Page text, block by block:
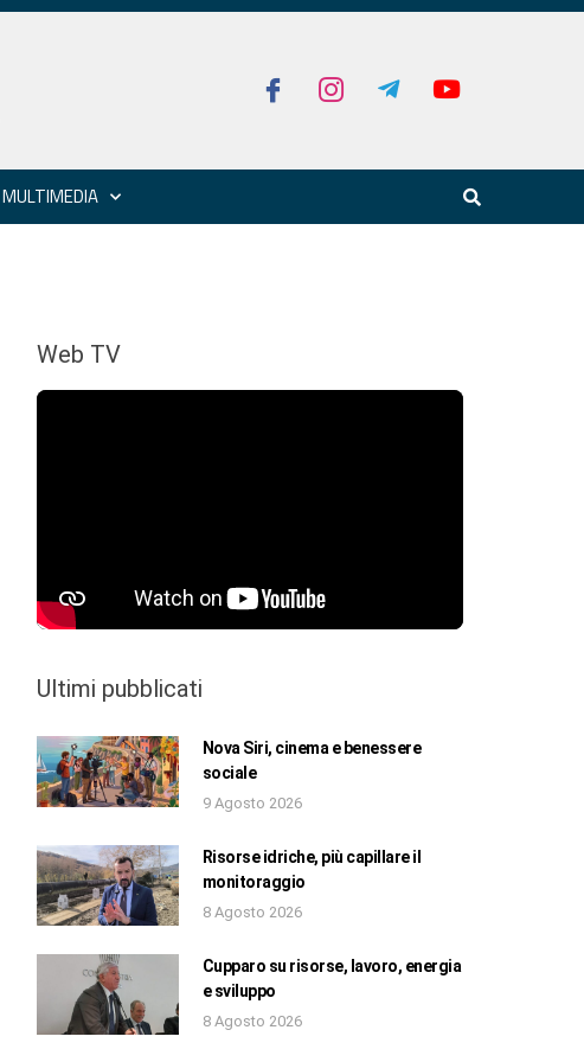
MULTIMEDIA
Web TV
Ultimi pubblicati
Nova Siri, cinema e benessere
sociale
9 Agosto 2026
Risorse idriche, più capillare il
monitoraggio
8 Agosto 2026
Cupparo su risorse, lavoro, energia
e sviluppo
8 Agosto 2026